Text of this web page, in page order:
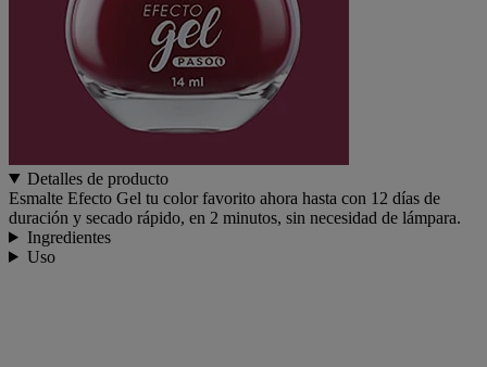
Detalles de producto
Esmalte Efecto Gel tu color favorito ahora hasta con 12 días de
duración y secado rápido, en 2 minutos, sin necesidad de lámpara.
Ingredientes
Uso